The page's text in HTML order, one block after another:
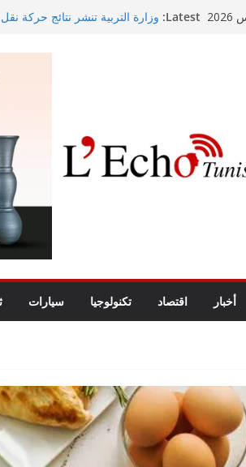
Latest: وزارة التربية تنشر نتائج حركة
رابطة الأبطال: النادي الإفريقي
“نسناس وبهناس”.. عرض مسرحي
اليوم: قرعة الدور التمهيدي
أخبار اقتصاد تكنولوجيا سيارات